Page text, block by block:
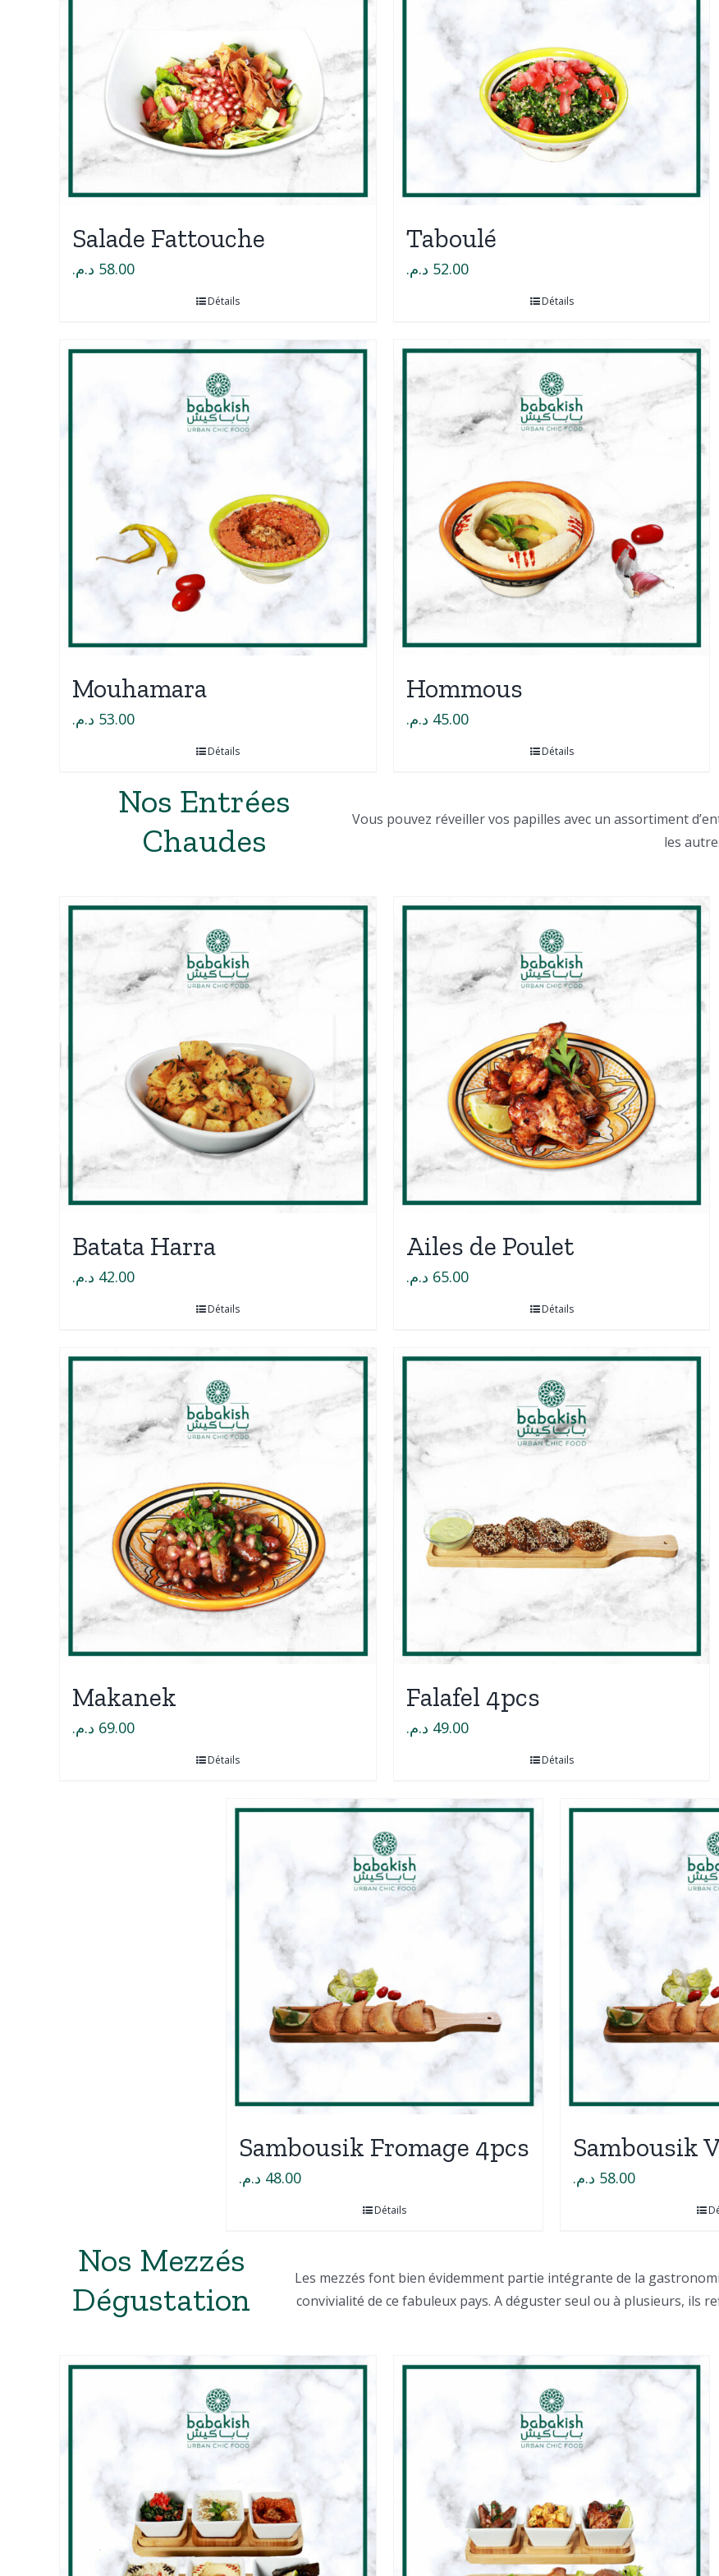
Salade Fattouche
58.00 د.م.
Détails
Taboulé
52.00 د.م.
Détails
Mouhamara
53.00 د.م.
Détails
Hommous
45.00 د.م.
Détails
Nos Entrées
Chaudes
Vous pouvez réveiller vos papilles avec un assortiment
les
Batata Harra
42.00 د.م.
Détails
Ailes de Poulet
65.00 د.م.
Détails
Makanek
69.00 د.م.
Détails
Falafel 4pcs
49.00 د.م.
Détails
Sambousik Fromage 4pcs
48.00 د.م.
Détails
Sambousik
58.00 د.م.
Nos Mezzés
Dégustation
Les mezzés font bien évidemment partie intégrante de la
convivialité de ce fabuleux pays. A déguster seul ou à plusieurs, ils